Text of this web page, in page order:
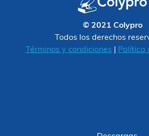
© 2021 Colypro
Todos los derechos
Términos y condiciones
Política